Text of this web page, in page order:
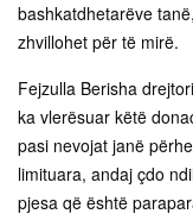
bashkatdhetarëve
zhvillohet për të mirë.
Fejzulla Berisha
ka vlerësuar këtë
pasi nevojat janë
limituara, andaj çdo
pjesa që është